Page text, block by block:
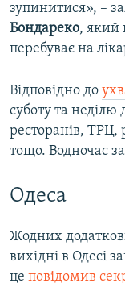
зупинитися», –
Бондареко, який
перебуває на
Відповідно до
суботу та неділю
ресторанів, ТРЦ,
тощо. Водночас
Одеса
Жодних
вихідні в Одесі
це повідомив